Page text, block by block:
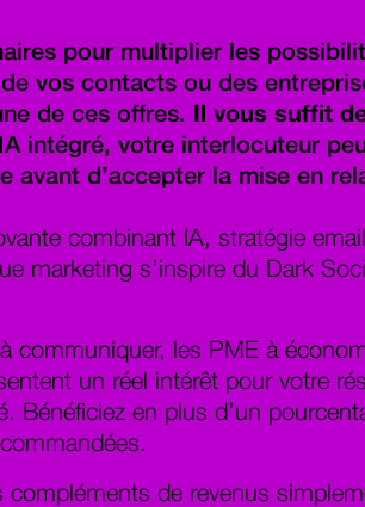
pour multiplier les
vos contacts ou des
de ces offres.
Il vous suffit
intégré, votre interlocuteur
avant d’accepter la mise en
combinant IA, stratégie
marketing s’inspire du Dark
communiquer, les PME à
un réel intérêt pour votre
Bénéficiez en plus d’un
compléments de revenus